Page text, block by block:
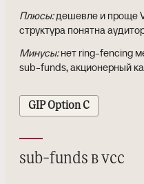
Плюсы:дешевле и проще
структура понятна
Минусы:нет ring-fencing
sub-funds, акционерный
GIP Option C
sub-funds в vcc